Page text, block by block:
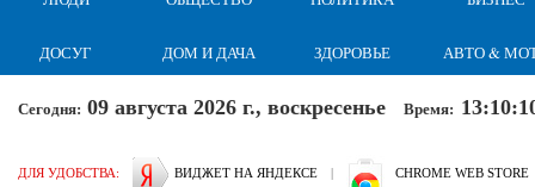
ДОСУГ ДОМ И ДАЧА ЗДОРОВЬЕ АВТО &
Сегодня: 09 августа 2026 г., воскресенье Время:
ДЛЯ УДОБСТВА: ВИДЖЕТ НА ЯНДЕКСЕ | CHROME WEB STORE